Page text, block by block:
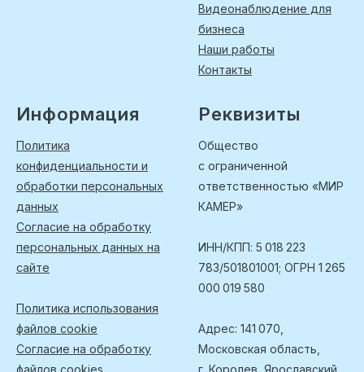
Видеонаблюдение для
бизнеса
Наши работы
Контакты
Информация
Политика
конфиденциальности и
обработки персональных
данных
Согласие на обработку
персональных данных на
сайте
Политика использования
файлов cookie
Согласие на обработку
файлов cookies
Реквизиты
Общество
с ограниченной
ответственностью «МИР
КАМЕР»
ИНН/КПП: 5 018 223
783/501801001; ОГРН 1 265
000 019 580
Адрес: 141 070,
Московская область,
г. Королев, Ярославский